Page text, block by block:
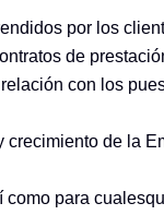
por los
de
con los
de la
para